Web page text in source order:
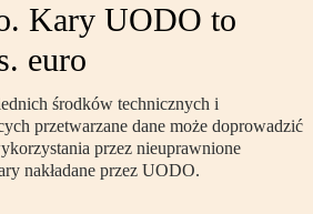
Kary UODO to
euro
środków technicznych i
przetwarzane dane może doprowadzić
przez nieuprawnione
nakładane przez UODO.